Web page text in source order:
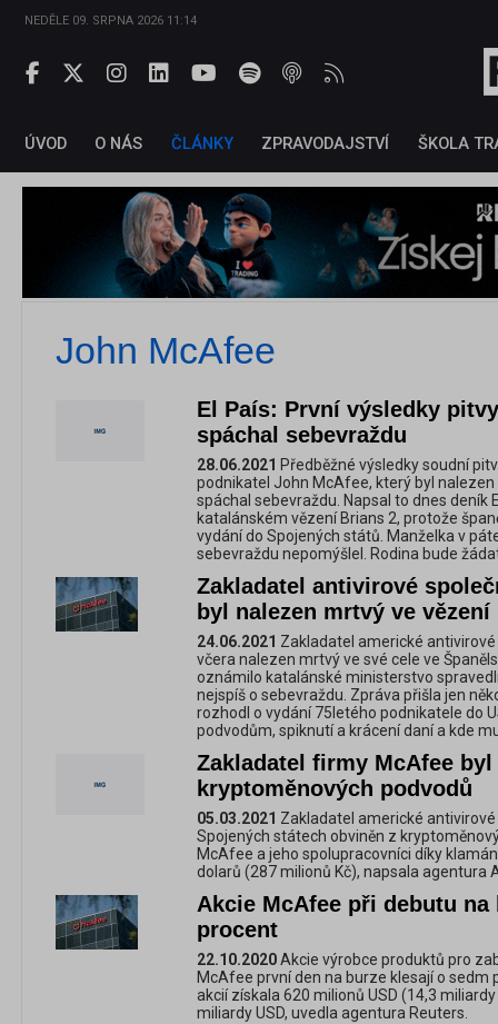
NEDĚLE 09. SRPNA 2026 11:14
ÚVOD O NÁS ČLÁNKY ZPRAVODAJSTVÍ ŠKOLA
John McAfee
El País: První výsledky
spáchal sebevraždu
28.06.2021 Předběžné výsledky soudní
podnikatel John McAfee, který byl
spáchal sebevraždu. Napsal to dnes deník
katalánském vězení Brians 2, protože
vydání do Spojených států. Manželka v
sebevraždu nepomýšlel. Rodina bude
Zakladatel antivirové
byl nalezen mrtvý ve vězení
24.06.2021 Zakladatel americké
včera nalezen mrtvý ve své cele ve
oznámilo katalánské ministerstvo
nejspíš o sebevraždu. Zpráva přišla jen
rozhodl o vydání 75letého podnikatele do
podvodům, spiknutí a krácení daní a kde
Zakladatel firmy McAfee
kryptoměnových podvodů
05.03.2021 Zakladatel americké
Spojených státech obviněn z
McAfee a jeho spolupracovníci díky
dolarů (287 milionů Kč), napsala agentura
Akcie McAfee při debutu
procent
22.10.2020Akcie výrobce produktů pro
McAfee první den na burze klesají o sedm
akcií získala 620 milionů USD (14,3
miliardy USD, uvedla agentura Reuters.